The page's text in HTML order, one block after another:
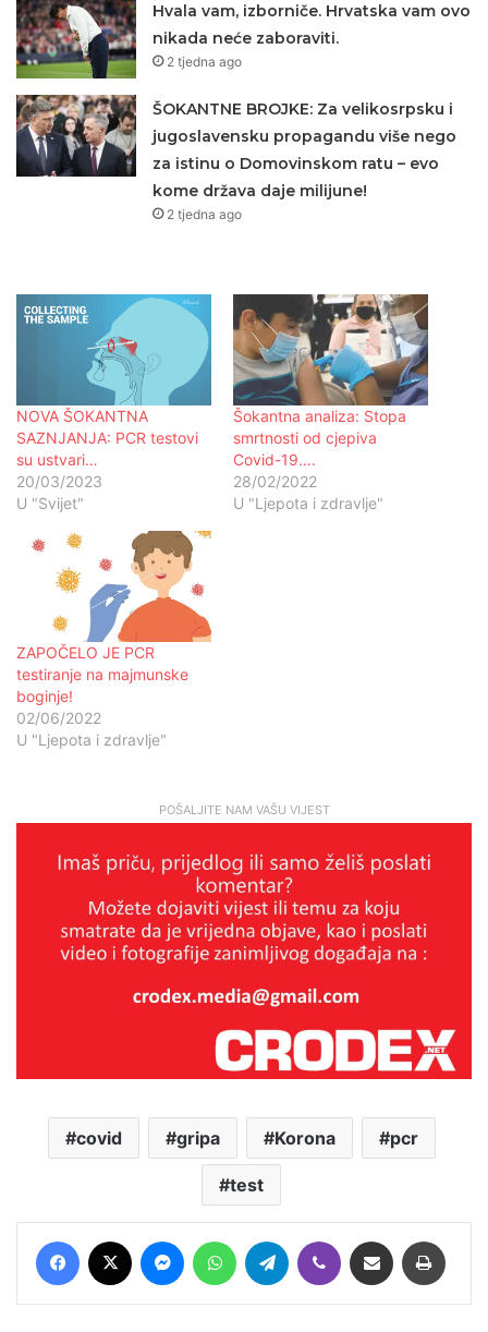
Hvala vam, izborniče. Hrvatska vam ovo
nikada neće zaboraviti.
2 tjedna ago
ŠOKANTNE BROJKE: Za velikosrpsku i
jugoslavensku propagandu više nego
za istinu o Domovinskom ratu – evo
kome država daje milijune!
2 tjedna ago
NOVA ŠOKANTNA
SAZNJANJA: PCR testovi
su ustvari…
20/03/2023
U "Svijet"
Šokantna analiza: Stopa
smrtnosti od cjepiva
Covid-19….
28/02/2022
U "Ljepota i zdravlje"
ZAPOČELO JE PCR
testiranje na majmunske
boginje!
02/06/2022
U "Ljepota i zdravlje"
POŠALJITE NAM VAŠU VIJEST
covid gripa Korona pcr
test
Facebook MessengerWhatsAppTelegram Viber Podijeli putem E-maila